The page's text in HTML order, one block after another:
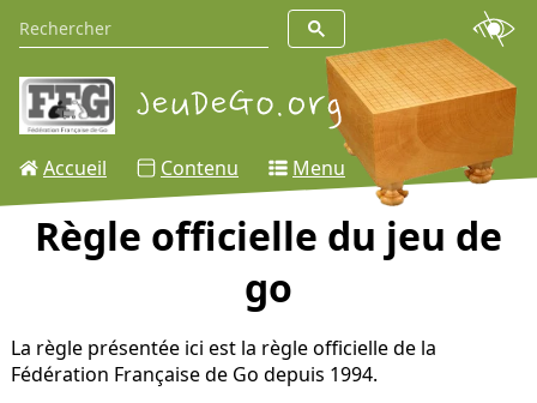
Accueil Contenu Menu
Règle officielle du jeu de
go
La règle présentée ici est la règle officielle de la
Fédération Française de Go depuis 1994.